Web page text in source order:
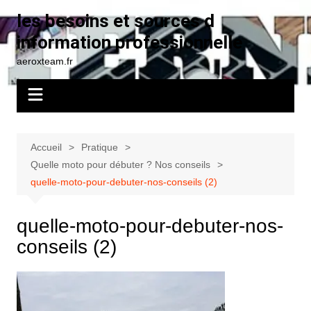
au
contenu
les besoins et sources d
information professionnelle
aeroxteam.fr
Accueil
Pratique
Quelle moto pour débuter ? Nos conseils
quelle-moto-pour-debuter-nos-conseils (2)
quelle-moto-pour-debuter-nos-
conseils (2)